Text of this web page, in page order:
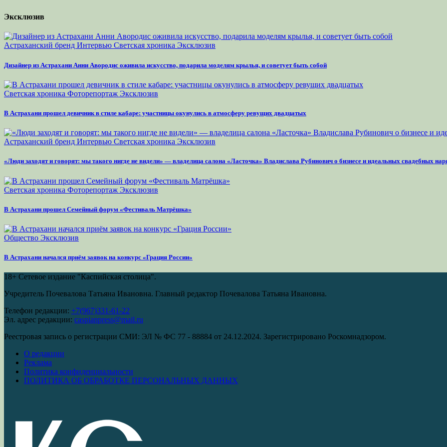
Эксклюзив
Астраханский бренд Интервью Светская хроника Эксклюзив
Дизайнер из Астрахани Анни Авородис оживила искусство, подарила моделям крылья, и советует быть собой
Светская хроника Фоторепортаж Эксклюзив
В Астрахани прошел девичник в стиле кабаре: участницы окунулись в атмосферу ревущих двадцатых
Астраханский бренд Интервью Светская хроника Эксклюзив
«Люди заходят и говорят: мы такого нигде не видели» — владелица салона «Ласточка» Владислава Рубинович о бизнесе и идеальных свадебных
Светская хроника Фоторепортаж Эксклюзив
В Астрахани прошел Семейный форум «Фестиваль Матрёшка»
Общество Эксклюзив
В Астрахани начался приём заявок на конкурс «Грация России»
18+ Сетевое издание "Каспийская столица".
Учредитель Почевалова Татьяна Ивановна. Главный редактор Почевалова Татьяна Ивановна.
Телефон редакции: +7(967)331-61-22
Эл. адрес редакции: caspianpress@mail.ru
Реестровая запись о регистрации СМИ: ЭЛ № ФС 77 - 88884 от 24.12.2024. Зарегистрировано Роскомнадзором.
О редакции
Реклама
Политика конфиденциальности
ПОЛИТИКА ОБ ОБРАБОТКЕ ПЕРСОНАЛЬНЫХ ДАННЫХ